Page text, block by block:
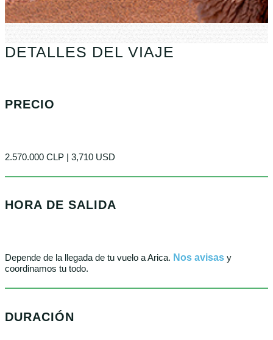
DETALLES DEL VIAJE
PRECIO
2.570.000 CLP | 3,710 USD
HORA DE SALIDA
Depende de la llegada de tu vuelo a Arica. Nos avisas y
coordinamos tu todo.
DURACIÓN